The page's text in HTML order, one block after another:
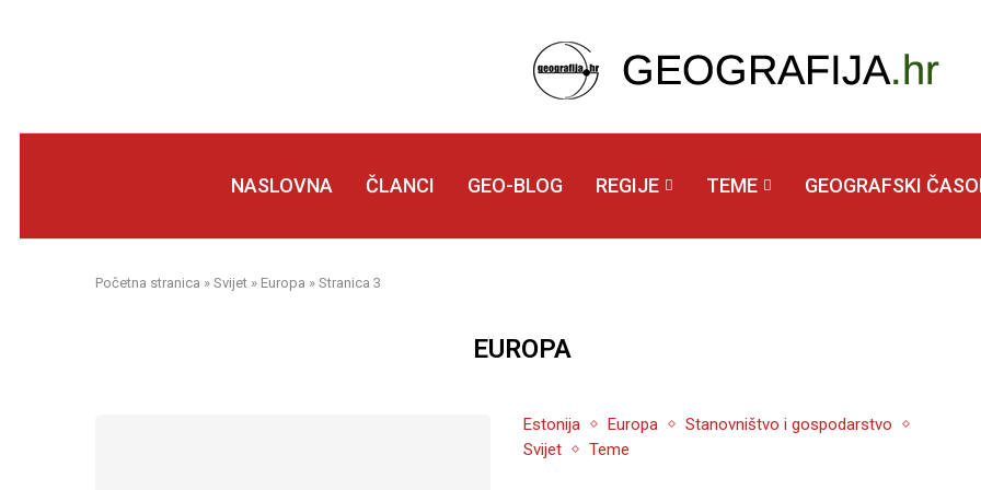
NASLOVNA ČLANCI GEO-BLOG REGIJE TEME GEOGRAFSKI
Početna stranica » Svijet » Europa » Stranica 3
EUROPA
Estonija Europa
Stanovništvo i gospodarstvo
Svijet
Teme